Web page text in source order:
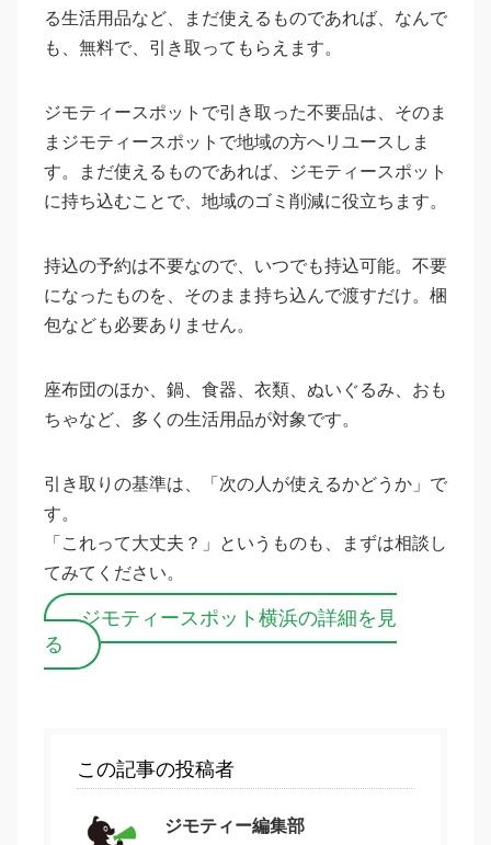
る生活用品など、まだ使えるものであれば、なんで
も、無料で、引き取ってもらえます。
ジモティースポットで引き取った不要品は、そのま
まジモティースポットで地域の方へリユースしま
す。まだ使えるものであれば、ジモティースポット
に持ち込むことで、地域のゴミ削減に役立ちます。
持込の予約は不要なので、いつでも持込可能。不要
になったものを、そのまま持ち込んで渡すだけ。梱
包なども必要ありません。
座布団のほか、鍋、食器、衣類、ぬいぐるみ、おも
ちゃなど、多くの生活用品が対象です。
引き取りの基準は、「次の人が使えるかどうか」で
す。
「これって大丈夫？」というものも、まずは相談し
てみてください。
ジモティースポット横浜の詳細を見
る
この記事の投稿者
ジモティー編集部